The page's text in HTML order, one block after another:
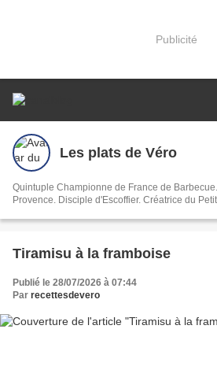
Publicité
Les plats de Véro
Quintuple Championne de France de
Provence. Disciple d'Escoffier.
Tiramisu à la framboise
Publié le 28/07/2026 à 07:44
Par recettesdevero